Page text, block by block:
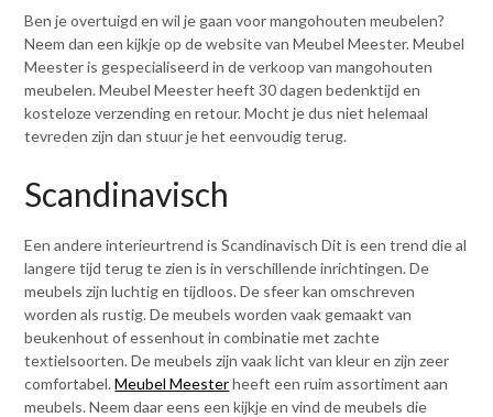
Ben je overtuigd en wil je gaan voor mangohouten meubelen?
Neem dan een kijkje op de website van Meubel Meester. Meubel
Meester is gespecialiseerd in de verkoop van mangohouten
meubelen. Meubel Meester heeft 30 dagen bedenktijd en
kosteloze verzending en retour. Mocht je dus niet helemaal
tevreden zijn dan stuur je het eenvoudig terug.
Scandinavisch
Een andere interieurtrend is Scandinavisch Dit is een trend die al
langere tijd terug te zien is in verschillende inrichtingen. De
meubels zijn luchtig en tijdloos. De sfeer kan omschreven
worden als rustig. De meubels worden vaak gemaakt van
beukenhout of essenhout in combinatie met zachte
textielsoorten. De meubels zijn vaak licht van kleur en zijn zeer
comfortabel.Meubel Meesterheeft een ruim assortiment aan
meubels. Neem daar eens een kijkje en vind de meubels die